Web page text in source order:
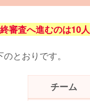
審査へ進むのは10人
とおりです。
チーム